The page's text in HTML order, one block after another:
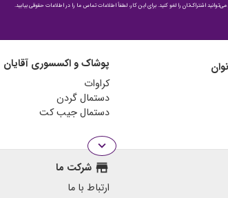
اشتراک‌تان را لغو کنید. برای این کار، لطفاً اطلاعات تماس ما را در اطلاعات حقوقی بیابید.
پوشاک و اکسسوری آقایان
کراوات
دستمال گردن
دستمال جیب کت
expand_more
store شرکت ما
ارتباط با ما